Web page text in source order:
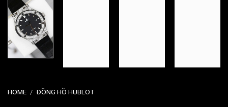
HOME / ĐỒNG HỒ HUBLOT